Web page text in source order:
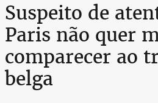
Suspeito de
Paris não quer
comparecer ao
belga